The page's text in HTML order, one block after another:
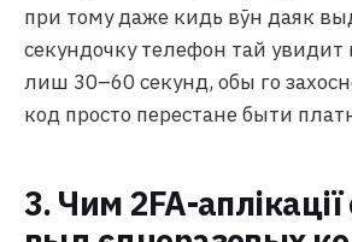
при тому даже кидь вӯн даяк
секундочку телефон тай увидит
лиш 30–60 секунд, обы го
код просто перестане быти
3. Чим 2FA-аплікації